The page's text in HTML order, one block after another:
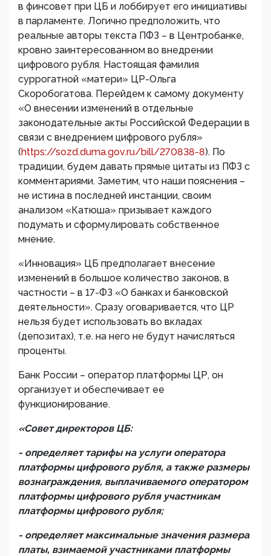
в финсовет при ЦБ и лоббирует его инициативы
в парламенте. Логично предположить, что
реальные авторы текста ПФЗ – в Центробанке,
кровно заинтересованном во внедрении
цифрового рубля. Настоящая фамилия
суррогатной «матери» ЦР-Ольга
Скоробогатова. Перейдем к самому документу
«О внесении изменений в отдельные
законодательные акты Российской Федерации в
связи с внедрением цифрового рубля»
(https://sozd.duma.gov.ru/bill/270838-8). По
традиции, будем давать прямые цитаты из ПФЗ с
комментариями. Заметим, что наши пояснения –
не истина в последней инстанции, своим
анализом «Катюша» призывает каждого
подумать и сформулировать собственное
мнение.
«Инновация» ЦБ предполагает внесение
изменений в большое количество законов, в
частности – в 17-ФЗ «О банках и банковской
деятельности». Сразу оговаривается, что ЦР
нельзя будет использовать во вкладах
(депозитах), т.е. на него не будут начисляться
проценты.
Банк России – оператор платформы ЦР, он
организует и обеспечивает ее
функционирование.
«Совет директоров ЦБ:
- определяет тарифы на услуги оператора
платформы цифрового рубля, а также размеры
вознаграждения, выплачиваемого оператором
платформы цифрового рубля участникам
платформы цифрового рубля;
- определяет максимальные значения размера
платы, взимаемой участниками платформы